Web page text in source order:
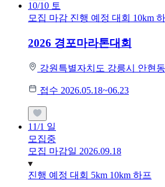
10/10 토
모집 마감 진행 예정 대회 10km
2026 경포마라톤대회
강원특별자치도 강릉시 안현
접수 2026.05.18~06.23
11/1 일
모집중
모집 마감일 2026.09.18
진행 예정 대회 5km 10km 하프